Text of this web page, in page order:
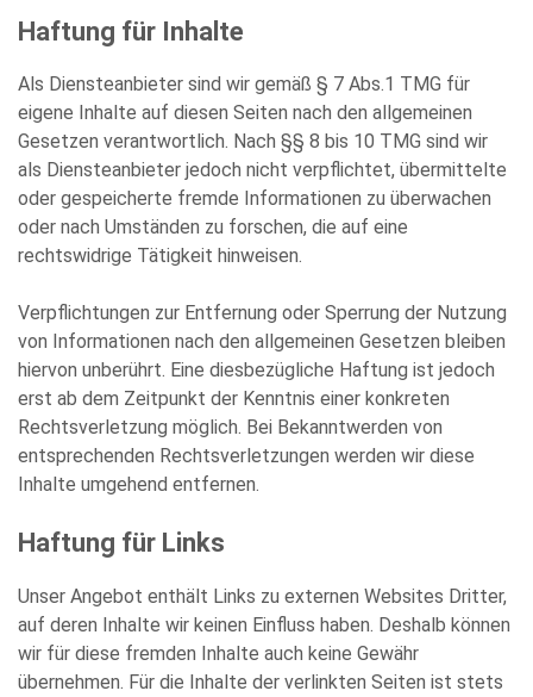
Haftung für Inhalte
Als Diensteanbieter sind wir gemäß § 7 Abs.1 TMG für
eigene Inhalte auf diesen Seiten nach den allgemeinen
Gesetzen verantwortlich. Nach §§ 8 bis 10 TMG sind wir
als Diensteanbieter jedoch nicht verpflichtet, übermittelte
oder gespeicherte fremde Informationen zu überwachen
oder nach Umständen zu forschen, die auf eine
rechtswidrige Tätigkeit hinweisen.
Verpflichtungen zur Entfernung oder Sperrung der Nutzung
von Informationen nach den allgemeinen Gesetzen bleiben
hiervon unberührt. Eine diesbezügliche Haftung ist jedoch
erst ab dem Zeitpunkt der Kenntnis einer konkreten
Rechtsverletzung möglich. Bei Bekanntwerden von
entsprechenden Rechtsverletzungen werden wir diese
Inhalte umgehend entfernen.
Haftung für Links
Unser Angebot enthält Links zu externen Websites Dritter,
auf deren Inhalte wir keinen Einfluss haben. Deshalb können
wir für diese fremden Inhalte auch keine Gewähr
übernehmen. Für die Inhalte der verlinkten Seiten ist stets